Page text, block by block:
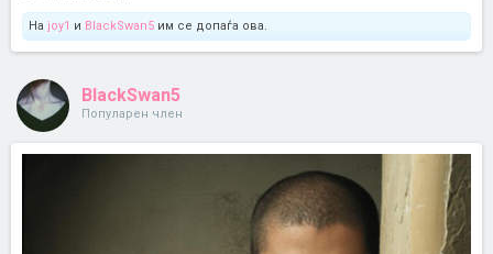
На joy1 и BlackSwan5 им се допаѓа ова.
BlackSwan5
Популарен член